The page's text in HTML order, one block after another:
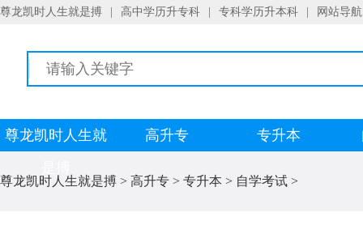
尊龙凯时人生就是搏 高中学历升专科 专科学历升本科 网站导航
尊龙凯时人生就
高升专 专升本
尊龙凯时人生就是搏 > 高升专 > 专升本 > 自学考试 >